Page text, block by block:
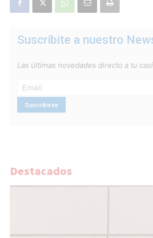
Suscribite a nuestro
Las últimas novedades directo a tu
Destacados